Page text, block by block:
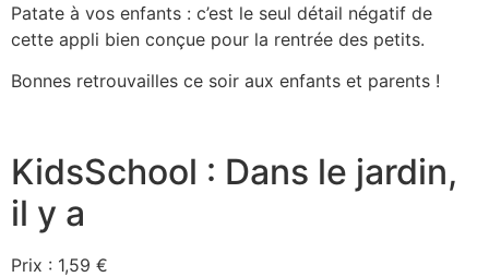
Patate à vos enfants : c’est le seul détail négatif de
cette appli bien conçue pour la rentrée des petits.
Bonnes retrouvailles ce soir aux enfants et parents !
KidsSchool : Dans le jardin,
il y a
Prix : 1,59 €